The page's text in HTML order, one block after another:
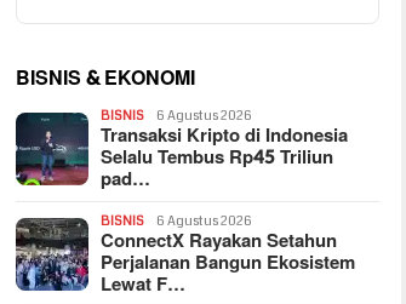
BISNIS & EKONOMI
BISNIS 6 Agustus 2026
Transaksi Kripto di Indonesia
Selalu Tembus Rp45 Triliun
pad…
BISNIS 6 Agustus 2026
ConnectX Rayakan Setahun
Perjalanan Bangun Ekosistem
Lewat F…